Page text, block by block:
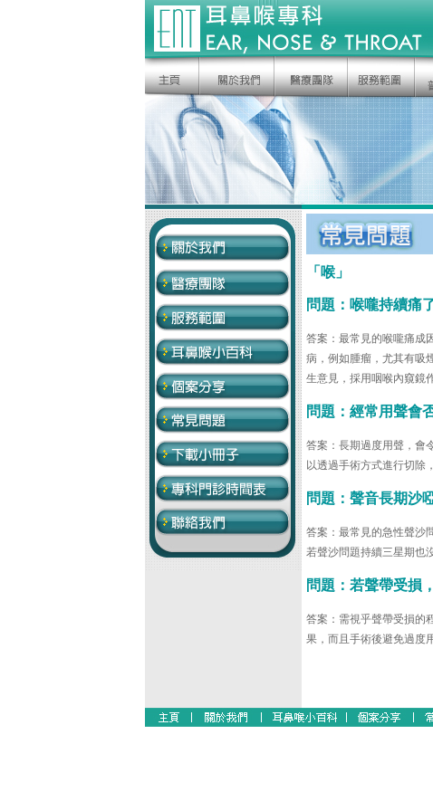
「喉」
問題：喉嚨持續痛
答案：最常見的喉嚨痛成
病，例如腫瘤，尤其有吸
生意見，採用咽喉內窺鏡
問題：經常用聲會
答案：長期過度用聲，會
以透過手術方式進行切除
問題：聲音長期沙
答案：最常見的急性聲沙
若聲沙問題持續三星期也
問題：若聲帶受損
答案：需視乎聲帶受損的
果，而且手術後避免過度